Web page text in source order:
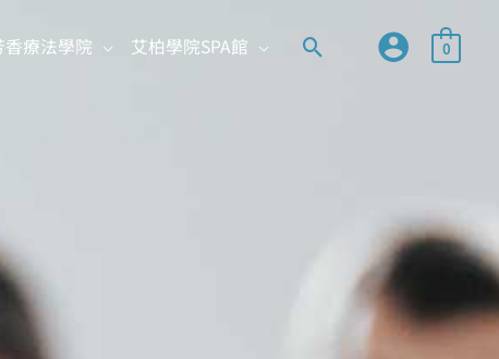
香療法學院 艾柏學院SPA館
搜
0